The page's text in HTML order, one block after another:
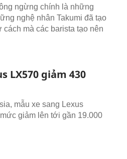
ngừng chính là những
nghệ nhân Takumi đã tạo
mà các barista tạo nên
LX570 giảm 430
mẫu xe sang Lexus
giảm lên tới gần 19.000